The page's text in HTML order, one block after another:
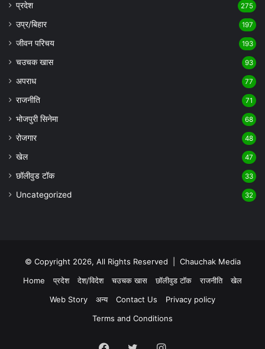
प्रदेश 275
उप्र/बिहार 197
जीवन परिचय 193
चउचक खास 93
अपराध 77
राजनीति 71
भोजपुरी सिनेमा 68
रोजगार 48
खेल 47
छॉलीवुड टॉक 33
Uncategorized 32
© Copyright 2026, All Rights Reserved | Chauchak Media
Home
प्रदेश देश/विदेश चउचक खास छॉलीवुड टॉक राजनीति
खेल
Web Story
अन्य Contact Us
Privacy policy
Terms and Conditions